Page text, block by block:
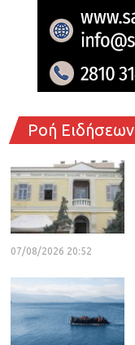
Ροή Ειδήσεων
07/08/2026 20:52